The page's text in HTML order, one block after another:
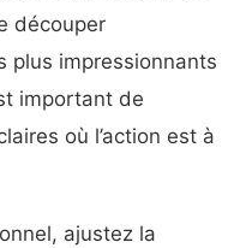
découper
plus impressionnants
important de
où l’action est à
ajustez la